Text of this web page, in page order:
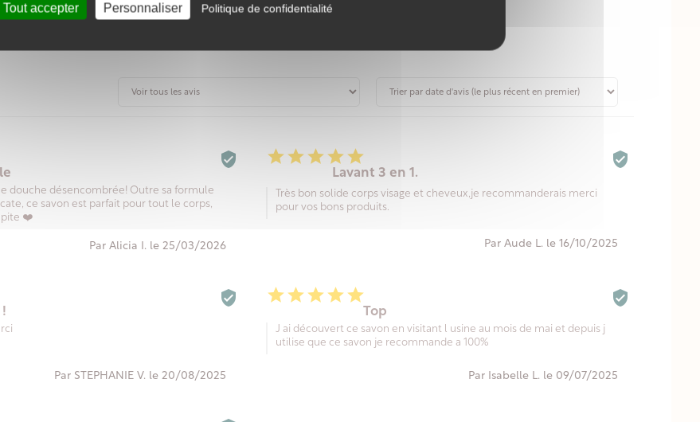
Tout accepter Personnaliser Politique de confidentialité
Avis clients
douche désencombrée! Outre sa formule
ce savon est parfait pour tout le corps,
❤️

Par Alicia I. le 25/03/2026

Lavant 3 en 1.
Très bon solide corps visage et cheveux,je recommanderais merci
pour vos bons produits.

Par Aude L. le 16/10/2025

Par STEPHANIE V. le 20/08/2025

Top
J ai découvert ce savon en visitant l usine au mois de mai et depuis j
utilise que ce savon je recommande a 100%

Par Isabelle L. le 09/07/2025